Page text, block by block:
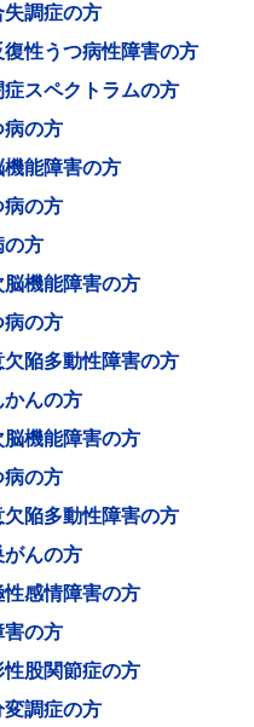
調症の方
性うつ病性障害の方
スペクトラムの方
の方
能障害の方
の方
方
機能障害の方
の方
陥多動性障害の方
んの方
機能障害の方
の方
陥多動性障害の方
んの方
感情障害の方
の方
股関節症の方
調症の方